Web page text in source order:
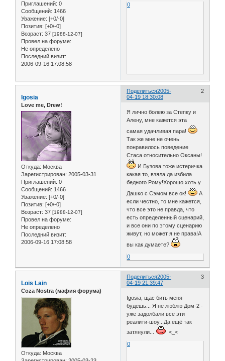
Приглашений: 0
Сообщений: 1466
Уважение: [+0/-0]
Позитив: [+0/-0]
Возраст: 37 [1988-12-07]
Провел на форуме:
Не определено
Последний визит:
2006-09-16 17:08:58
0
Поделиться 2
2005-
04-19 18:30:08
Igosia
Love me, Drew!
Откуда: Москва
Зарегистрирован: 2005-03-31
Приглашений: 0
Сообщений: 1466
Уважение: [+0/-0]
Позитив: [+0/-0]
Возраст: 37 [1988-12-07]
Провел на форуме:
Не определено
Последний визит:
2006-09-16 17:08:58
Я лично болею за Степку и
Алену, мне кажется эта
самая удачливая пара!
Так же мне не очень
понравилось поведение
Стаса относительно Оксаны!
И Бузова тоже истеричка
какая то, взяла да избила
бедного Рому!Хорошо хоть у
Дашко с Сэмом все ок!
А
если честно, то мне кажется,
что все это не правда, что
есть определенный сценарий,
и все они по этому сценарию
живут, но может я не права!А
вы как думаете?
0
Поделиться 3
2005-
04-19 21:39:47
Lois Lain
Coza Nostra (мафия форума)
Откуда: Москва
Igosia, щас бить меня
будешь... Я не люблю Дом-2 -
уже задолбали все эти
реалити-шоу...Да ещё так
затянули...
<_<
0